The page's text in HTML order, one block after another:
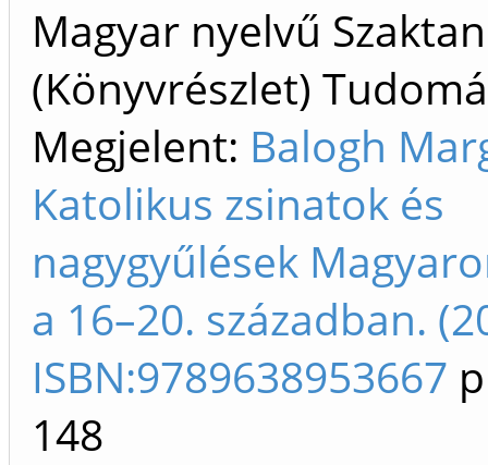
Magyar nyelvű
(Könyvrészlet)
Megjelent: Balogh
Katolikus zsinatok és
nagygyűlések
a 16–20. században.
ISBN:9789638953667
148